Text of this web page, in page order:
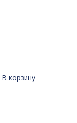
В корзину